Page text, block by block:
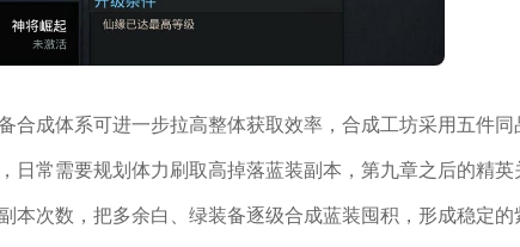
合成体系可进一步拉高整体获取效率，合成工坊采用五件同
常需要规划体力刷取高掉落蓝装副本，第九章之后的精英
本次数，把多余白、绿装备逐级合成蓝装囤积，形成稳定的